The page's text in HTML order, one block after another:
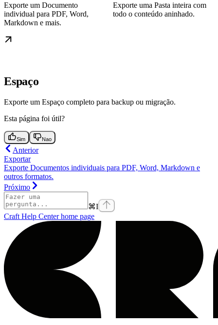
Exporte um Documento
individual para PDF, Word,
Markdown e mais.
Exporte uma Pasta inteira com
todo o conteúdo aninhado.
Espaço
Exporte um Espaço completo para backup ou migração.
Esta página foi útil?
Sim Nao
Anterior
Exportar
Exporte Documentos individuais para PDF, Word, Markdown e
outros formatos.
Próximo
⌘I
Craft Help Centerhome page